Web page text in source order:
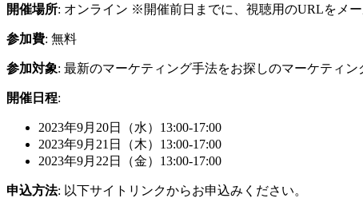
開催場所: オンライン ※開催前日までに、視聴用のURLをメー
参加費: 無料
参加対象: 最新のマーケティング手法をお探しのマーケティン
開催日程:
2023年9月20日（水）13:00-17:00
2023年9月21日（木）13:00-17:00
2023年9月22日（金）13:00-17:00
申込方法: 以下サイトリンクからお申込みください。